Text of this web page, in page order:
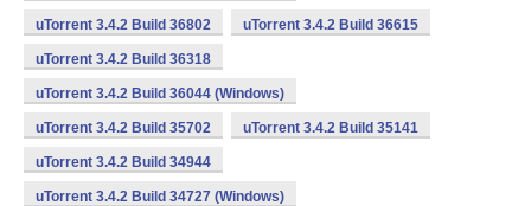
uTorrent 3.4.2 Build 36802 uTorrent 3.4.2 Build 36615
uTorrent 3.4.2 Build 36318
uTorrent 3.4.2 Build 36044 (Windows)
uTorrent 3.4.2 Build 35702 uTorrent 3.4.2 Build 35141
uTorrent 3.4.2 Build 34944
uTorrent 3.4.2 Build 34727 (Windows)